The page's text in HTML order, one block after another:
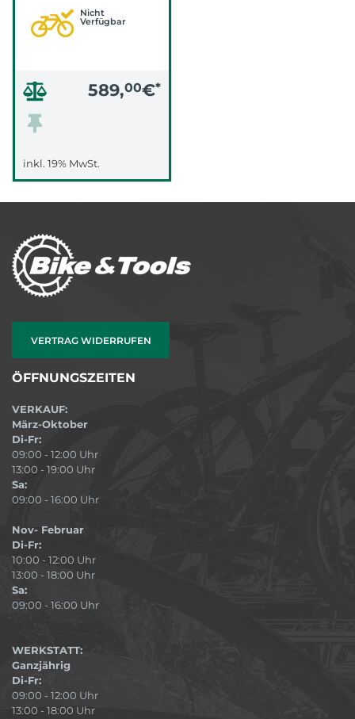
Nicht
Verfügbar
589,00€*
inkl. 19% MwSt.
VERTRAG WIDERRUFEN
ÖFFNUNGSZEITEN
VERKAUF:
März-Oktober
Di-Fr:
09:00 - 12:00 Uhr
13:00 - 19:00 Uhr
Sa:
09:00 - 16:00 Uhr
Nov- Februar
Di-Fr:
10:00 - 12:00 Uhr
13:00 - 18:00 Uhr
Sa:
09:00 - 16:00 Uhr
WERKSTATT:
Ganzjährig
Di-Fr:
09:00 - 12:00 Uhr
13:00 - 18:00 Uhr